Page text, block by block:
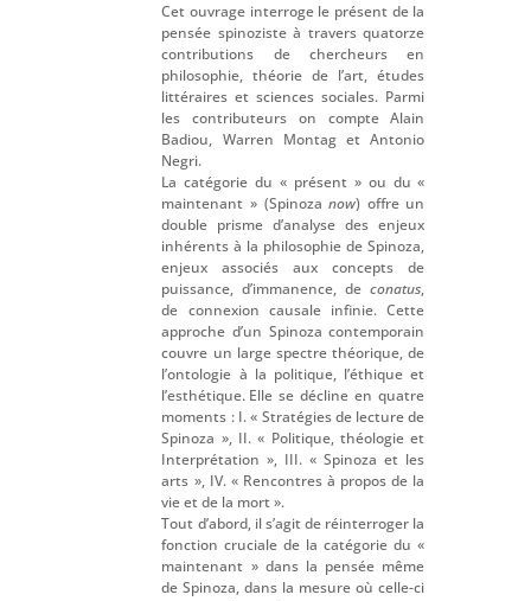
Cet ouvrage interroge le présent de la
pensée spinoziste à travers quatorze
contributions de chercheurs en
philosophie, théorie de l’art, études
littéraires et sciences sociales. Parmi
les contributeurs on compte Alain
Badiou, Warren Montag et Antonio
Negri.
La catégorie du « présent » ou du «
maintenant » (Spinozanow) offre un
double prisme d’analyse des enjeux
inhérents à la philosophie de Spinoza,
enjeux associés aux concepts de
puissance, d’immanence, deconatus,
de connexion causale infinie. Cette
approche d’un Spinoza contemporain
couvre un large spectre théorique, de
l’ontologie à la politique, l’éthique et
l’esthétique. Elle se décline en quatre
moments : I. « Stratégies de lecture de
Spinoza », II. « Politique, théologie et
Interprétation », III. « Spinoza et les
arts », IV. « Rencontres à propos de la
vie et de la mort ».
Tout d’abord, il s’agit de réinterroger la
fonction cruciale de la catégorie du «
maintenant » dans la pensée même
de Spinoza, dans la mesure où celle-ci